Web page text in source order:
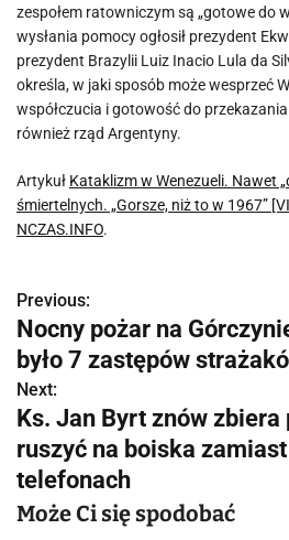
zespołem ratowniczym są „gotowe do
wysłania pomocy ogłosił prezydent
prezydent Brazylii Luiz Inacio Lula da
określa, w jaki sposób może wesprzeć
współczucia i gotowość do
również rząd Argentyny.
Artykuł Kataklizm w Wenezueli. Nawet
śmiertelnych. „Gorsze, niż to w 1967”
NCZAS.INFO.
N
a
w
i
g
a
Previous:
Nocny pożar na
było 7 zastępów
Next:
Ks. Jan Byrt znów zbiera
ruszyć na boiska
telefonach
Może Ci się spodobać